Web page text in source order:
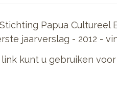
Papua
jaarverslag - 2012 -
kunt u gebruiken